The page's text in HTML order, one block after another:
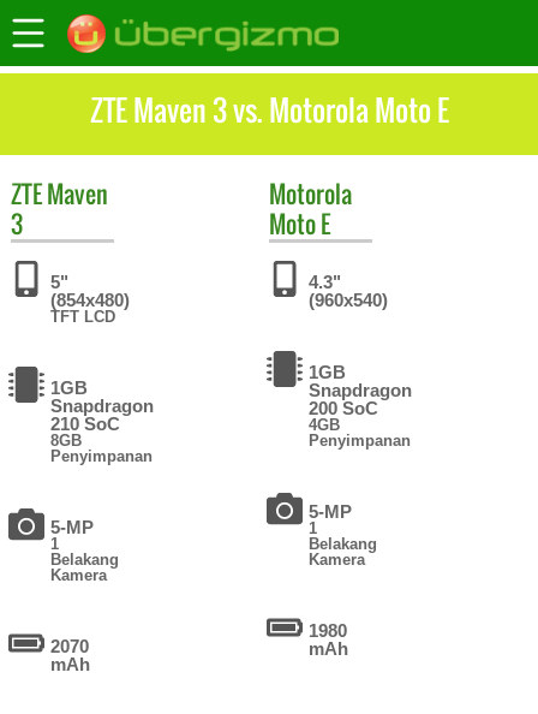
ZTE Maven 3 vs. Motorola Moto E
ZTEMaven
3
5"
(854x480)
TFT LCD
1GB
Snapdragon
210 SoC
8GB
Penyimpanan
5-MP
1
Belakang
Kamera
2070
mAh
Motorola
Moto E
4.3"
(960x540)
1GB
Snapdragon
200 SoC
4GB
Penyimpanan
5-MP
1
Belakang
Kamera
1980
mAh